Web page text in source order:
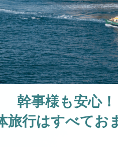
幹事様も安心！
旅行はすべてお